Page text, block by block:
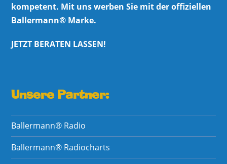
kompetent. Mit uns werben Sie mit der offiziellen
Ballermann® Marke.
JETZT BERATEN LASSEN!
Unsere Partner:
Ballermann® Radio
Ballermann® Radiocharts